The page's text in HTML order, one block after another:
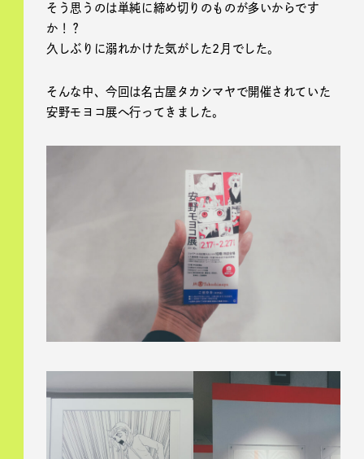
そう思うのは単純に締め切りのものが多いからです
か！？
久しぶりに溺れかけた気がした2月でした。
そんな中、今回は名古屋タカシマヤで開催されていた
安野モヨコ展へ行ってきました。